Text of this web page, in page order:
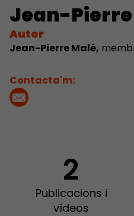
Jean-
Autor
Jean-Pierre Malé,
Contacta'm:
2
Publicacions i
vídeos